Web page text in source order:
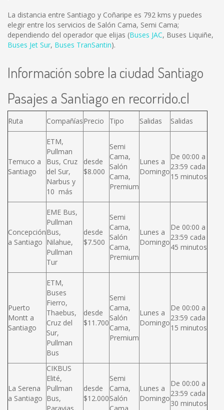
La distancia entre Santiago y Coñaripe es 792 kms y puedes
elegir entre los servicios de Salón Cama, Semi Cama;
dependiendo del operador que elijas (Buses JAC, Buses Liquiñe,
Buses Jet Sur, Buses TranSantin).
Información sobre la ciudad Santiago
Pasajes a Santiago en recorrido.cl
Ruta CompañíasPrecio Tipo Salidas Salidas
Temuco a
Santiago
ETM,
Pullman
Bus, Cruz
del Sur,
Narbus y
10 más
desde
$8.000
Semi
Cama,
Salón
Cama,
Premium
Lunes a
Domingo
De 00:00 a
23:59 cada
15 minutos
Concepción
a Santiago
EME Bus,
Pullman
Bus,
Nilahue,
Pullman
Tur
desde
$7.500
Semi
Cama,
Salón
Cama,
Premium
Lunes a
Domingo
De 00:00 a
23:59 cada
45 minutos
Puerto
Montt a
Santiago
ETM,
Buses
Fierro,
Thaebus,
Cruz del
Sur,
Pullman
Bus
desde
$11.700
Semi
Cama,
Salón
Cama,
Premium
Lunes a
Domingo
De 00:00 a
23:59 cada
15 minutos
La Serena
a Santiago
CIKBUS
Elité,
Pullman
Bus,
desde
$12.000
Semi
Cama,
Salón
Lunes a
Domingo
De 00:00 a
23:59 cada
30 minutos